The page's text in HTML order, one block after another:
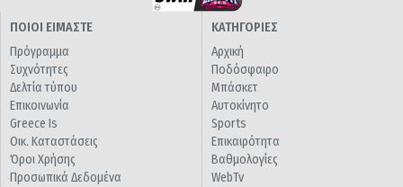
ΠΟΙΟΙ ΕΙΜΑΣΤΕ
Πρόγραμμα
Συχνότητες
Δελτία τύπου
Επικοινωνία
Greece Is
Οικ. Καταστάσεις
Όροι Χρήσης
Προσωπικά Δεδομένα
ΚΑΤΗΓΟΡΙΕΣ
Αρχική
Ποδόσφαιρο
Μπάσκετ
Αυτοκίνητο
Sports
Επικαιρότητα
Βαθμολογίες
WebTv